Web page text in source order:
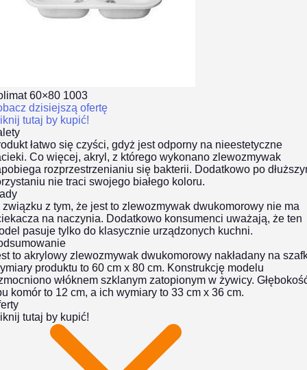
60×80 1003
dzisiejszą ofertę
tutaj by kupić!
łatwo się czyści, gdyż jest odporny na nieestetyczne
Co więcej, akryl, z którego wykonano zlewozmywak
rozprzestrzenianiu się bakterii. Dodatkowo po
nie traci swojego białego koloru.
związku z tym, że jest to zlewozmywak dwukomorowy nie ma
na naczynia. Dodatkowo konsumenci uważają, że ten
pasuje tylko do klasycznie urządzonych kuchni.
to akrylowy zlewozmywak dwukomorowy nakładany na
produktu to 60 cm x 80 cm. Konstrukcję modelu
włóknem szklanym zatopionym w żywicy.
komór to 12 cm, a ich wymiary to 33 cm x 36 cm.
tutaj by kupić!